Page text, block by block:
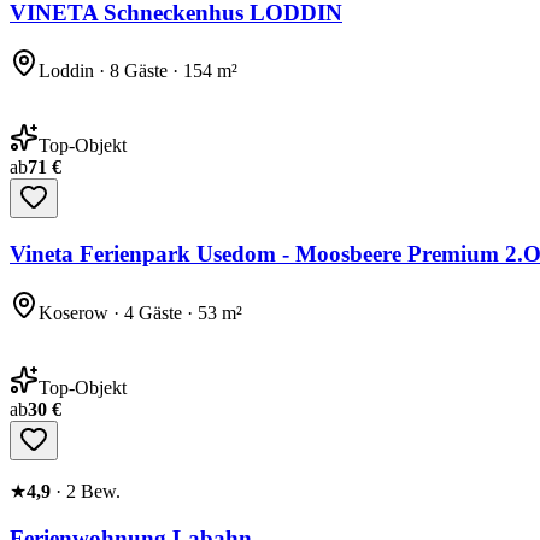
VINETA Schneckenhus LODDIN
Loddin · 8 Gäste · 154 m²
Top-Objekt
ab71 €
Vineta Ferienpark Usedom - Moosbeere Premium
Koserow · 4 Gäste · 53 m²
Top-Objekt
ab30 €
★4,9 · 2 Bew.